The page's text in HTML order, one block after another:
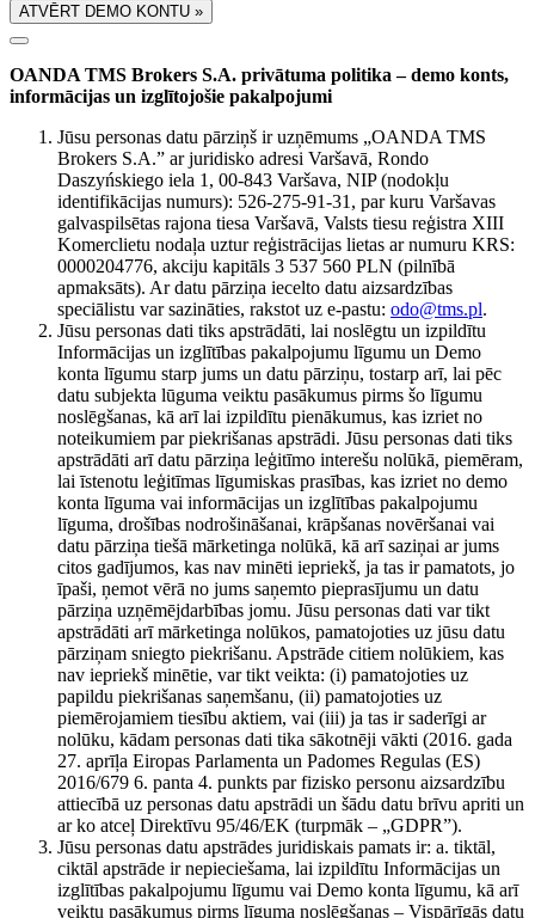
ATVĒRT DEMO KONTU »
OANDA TMS Brokers S.A. privātuma politika – demo konts,
informācijas un izglītojošie pakalpojumi
Jūsu personas datu pārziņš ir uzņēmums „OANDA TMS
Brokers S.A.” ar juridisko adresi Varšavā, Rondo
Daszyńskiego iela 1, 00-843 Varšava, NIP (nodokļu
identifikācijas numurs): 526-275-91-31, par kuru Varšavas
galvaspilsētas rajona tiesa Varšavā, Valsts tiesu reģistra XIII
Komerclietu nodaļa uztur reģistrācijas lietas ar numuru KRS:
0000204776, akciju kapitāls 3 537 560 PLN (pilnībā
apmaksāts). Ar datu pārziņa iecelto datu aizsardzības
speciālistu var sazināties, rakstot uz e-pastu: odo@tms.pl.
Jūsu personas dati tiks apstrādāti, lai noslēgtu un izpildītu
Informācijas un izglītības pakalpojumu līgumu un Demo
konta līgumu starp jums un datu pārziņu, tostarp arī, lai pēc
datu subjekta lūguma veiktu pasākumus pirms šo līgumu
noslēgšanas, kā arī lai izpildītu pienākumus, kas izriet no
noteikumiem par piekrišanas apstrādi. Jūsu personas dati tiks
apstrādāti arī datu pārziņa leģitīmo interešu nolūkā, piemēram,
lai īstenotu leģitīmas līgumiskas prasības, kas izriet no demo
konta līguma vai informācijas un izglītības pakalpojumu
līguma, drošības nodrošināšanai, krāpšanas novēršanai vai
datu pārziņa tiešā mārketinga nolūkā, kā arī saziņai ar jums
citos gadījumos, kas nav minēti iepriekš, ja tas ir pamatots, jo
īpaši, ņemot vērā no jums saņemto pieprasījumu un datu
pārziņa uzņēmējdarbības jomu. Jūsu personas dati var tikt
apstrādāti arī mārketinga nolūkos, pamatojoties uz jūsu datu
pārziņam sniegto piekrišanu. Apstrāde citiem nolūkiem, kas
nav iepriekš minētie, var tikt veikta: (i) pamatojoties uz
papildu piekrišanas saņemšanu, (ii) pamatojoties uz
piemērojamiem tiesību aktiem, vai (iii) ja tas ir saderīgi ar
nolūku, kādam personas dati tika sākotnēji vākti (2016. gada
27. aprīļa Eiropas Parlamenta un Padomes Regulas (ES)
2016/679 6. panta 4. punkts par fizisko personu aizsardzību
attiecībā uz personas datu apstrādi un šādu datu brīvu apriti un
ar ko atceļ Direktīvu 95/46/EK (turpmāk – „GDPR”).
Jūsu personas datu apstrādes juridiskais pamats ir: a. tiktāl,
ciktāl apstrāde ir nepieciešama, lai izpildītu Informācijas un
izglītības pakalpojumu līgumu vai Demo konta līgumu, kā arī
veiktu pasākumus pirms līguma noslēgšanas – Vispārīgās datu